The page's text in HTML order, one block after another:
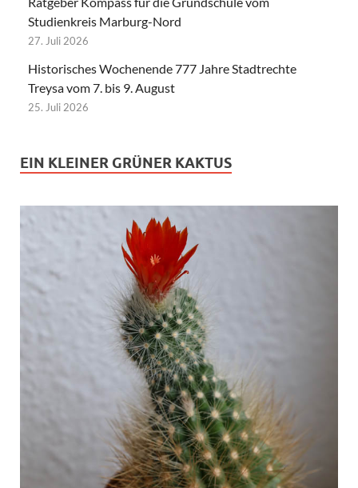
Studienkreis Marburg-Nord
27. Juli 2026
Historisches Wochenende 777 Jahre Stadtrechte
Treysa vom 7. bis 9. August
25. Juli 2026
EIN KLEINER GRÜNER KAKTUS